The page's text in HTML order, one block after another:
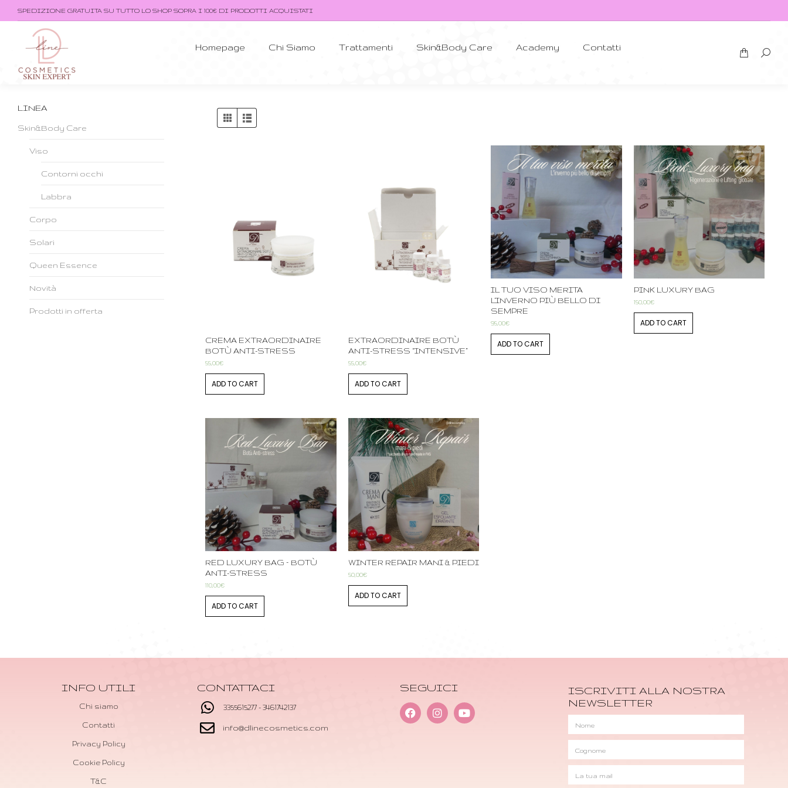
SPEDIZIONE GRATUITA SU TUTTO LO SHOP SOPRA I 100€ DI PRODOTTI ACQUISTATI
Homepage Chi Siamo Trattamenti Skin&Body Care Academy Contatti
CREMA EXTRAORDINAIRE
BOTÙ ANTI-STRESS
55,00€
ADD TO CART
EXTRAORDINAIRE BOTÙ
ANTI-STRESS “INTENSIVE”
55,00€
ADD TO CART
IL TUO VISO MERITA
L’INVERNO PIÙ BELLO DI
SEMPRE
95,00€
ADD TO CART
PINK LUXURY BAG
150,00€
ADD TO CART
RED LUXURY BAG – BOTÙ
ANTI-STRESS
110,00€
ADD TO CART
WINTER REPAIR MANI & PIEDI
50,00€
ADD TO CART
LINEA
Skin&Body Care
Viso
Contorni occhi
Labbra
Corpo
Solari
Queen Essence
Novità
Prodotti in offerta
INFO UTILI
Chi siamo
Contatti
Privacy Policy
Cookie Policy
T&C
CONTATTACI
3355615277 - 3461742137
info@dlinecosmetics.com
SEGUICI
ISCRIVITI ALLA NOSTRA
NEWSLETTER